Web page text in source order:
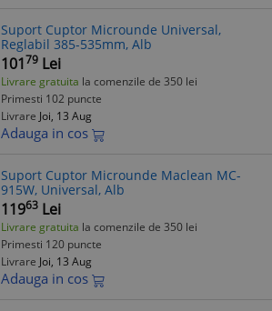
Suport Cuptor Microunde Universal,
Reglabil 385-535mm, Alb
10179 Lei
Livrare gratuita la comenzile de 350 lei
Primesti 102 puncte
Livrare Joi, 13 Aug
Adauga in cos
Suport Cuptor Microunde Maclean MC-
915W, Universal, Alb
11963 Lei
Livrare gratuita la comenzile de 350 lei
Primesti 120 puncte
Livrare Joi, 13 Aug
Adauga in cos